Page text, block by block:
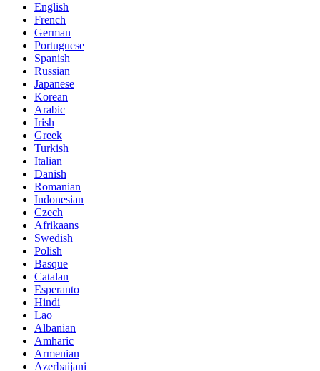
English
French
German
Portuguese
Spanish
Russian
Japanese
Korean
Arabic
Irish
Greek
Turkish
Italian
Danish
Romanian
Indonesian
Czech
Afrikaans
Swedish
Polish
Basque
Catalan
Esperanto
Hindi
Lao
Albanian
Amharic
Armenian
Azerbaijani